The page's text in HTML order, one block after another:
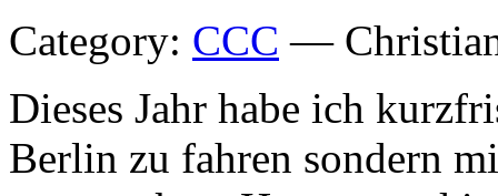
Category: CCC —
Dieses Jahr habe ich
Berlin zu fahren sondern